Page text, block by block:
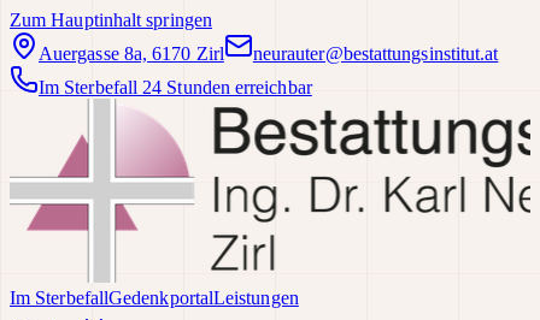
Zum Hauptinhalt springen
Auergasse 8a, 6170 Zirl
neurauter@bestattungsinstitut.at
Im Sterbefall 24 Stunden erreichbar
Im SterbefallGedenkportalLeistungen